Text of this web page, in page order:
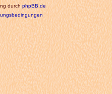
durchphpBB.de